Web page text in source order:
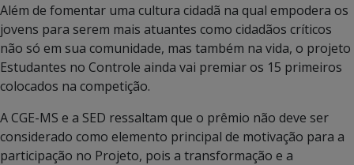
Além de fomentar uma cultura cidadã na qual empodera os
jovens para serem mais atuantes como cidadãos críticos
não só em sua comunidade, mas também na vida, o projeto
Estudantes no Controle ainda vai premiar os 15 primeiros
colocados na competição.
A CGE-MS e a SED ressaltam que o prêmio não deve ser
considerado como elemento principal de motivação para a
participação no Projeto, pois a transformação e a